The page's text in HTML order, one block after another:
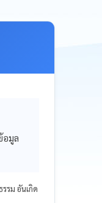
อมูล
รม อันเกิด